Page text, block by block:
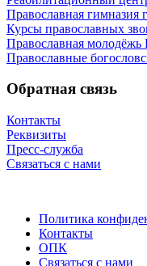
Православная гимназия
Курсы православных
Православная молодёжь
Православные
Обратная связь
Контакты
Реквизиты
Пресс-служба
Связаться с нами
Политика
Контакты
ОПК
Связаться с нами